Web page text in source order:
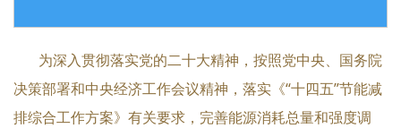
为深入贯彻落实党的二十大精神，按照党中央、国务院
决策部署和中央经济工作会议精神，落实《“十四五”节能减
排综合工作方案》有关要求，完善能源消耗总量和强度调